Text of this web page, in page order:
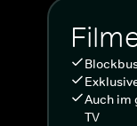
Auch im
TV